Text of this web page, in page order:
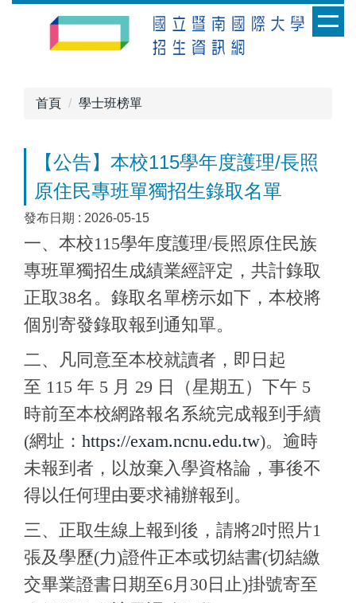
首頁 學士班榜單
【公告】本校115學年度護理/長照
原住民專班單獨招生錄取名單
發布日期 : 2026-05-15
一、本校115學年度護理/長照原住民族
專班單獨招生成績業經評定，共計錄取
正取38名。錄取名單榜示如下，本校將
個別寄發錄取報到通知單。
二、凡同意至本校就讀者，即日起
至 115 年 5 月 29 日（星期五）下午 5
時前至本校網路報名系統完成報到手續
(網址： https://exam.ncnu.edu.tw)。逾時
未報到者，以放棄入學資格論，事後不
得以任何理由要求補辦報到。
三、正取生線上報到後，請將2吋照片1
張及學歷(力)證件正本或切結書(切結繳
交畢業證書日期至6月30日止)掛號寄至